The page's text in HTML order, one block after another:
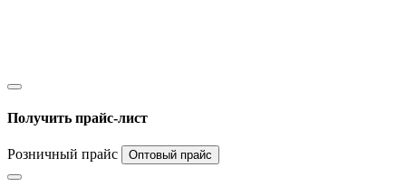
Получить прайс-лист
Розничный прайс Оптовый прайс